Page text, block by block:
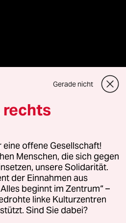
GmbH
Fragen oder für Genehmigungen
Kommune-Richtlinien
Impressum AGB
Gerade nicht
rechts
offene Gesellschaft!
Menschen, die sich gegen
unsere Solidarität.
der Einnahmen aus
beginnt im Zentrum“ –
linke Kulturzentren
Sind Sie dabei?